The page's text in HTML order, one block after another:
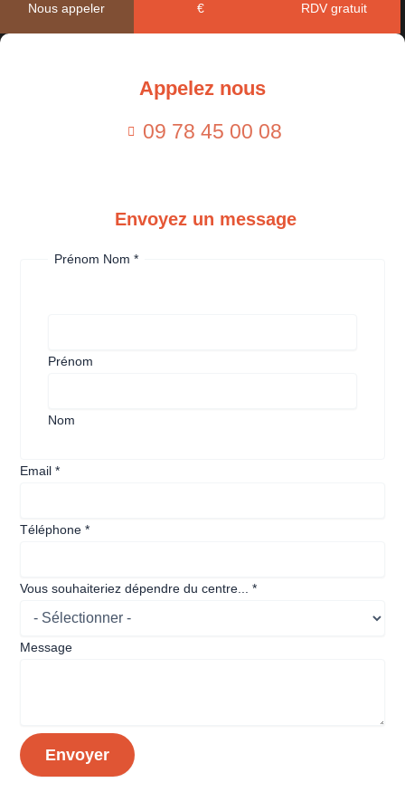
Prépa GSEA Paris
Nous appeler € RDV gratuit
Appelez nous
09 78 45 00 08
Envoyez un message
Prénom Nom*
Prénom
Nom
Date
Email*
Téléphone*
Vous souhaiteriez dépendre du centre...*
Message
Envoyer